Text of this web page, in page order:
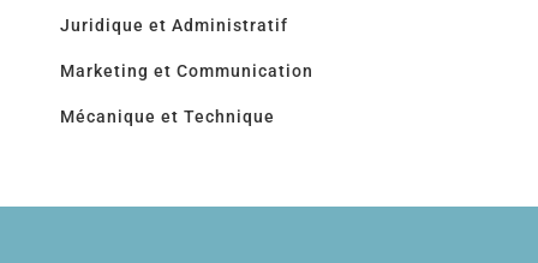
Juridique et Administratif
Marketing et Communication
Mécanique et Technique